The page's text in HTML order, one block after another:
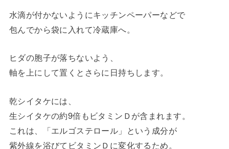
水滴が付かないようにキッチンペーパーなどで
包んでから袋に入れて冷蔵庫へ。
ヒダの胞子が落ちないよう、
軸を上にして置くとさらに日持ちします。
乾シイタケには、
生シイタケの約9倍もビタミンＤが含まれます。
これは、「エルゴステロール」という成分が
紫外線を浴びてビタミンＤに変化するため。